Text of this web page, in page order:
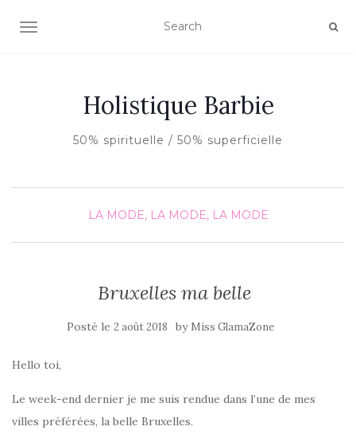
AFFICHER/MASQUER LA NAVIGATION
Holistique Barbie
50% spirituelle / 50% superficielle
LA MODE, LA MODE, LA MODE
Bruxelles ma belle
Posté le 2 août 2018 by Miss GlamaZone
Hello toi,
Le week-end dernier je me suis rendue dans l’une de mes
villes préférées, la belle Bruxelles.